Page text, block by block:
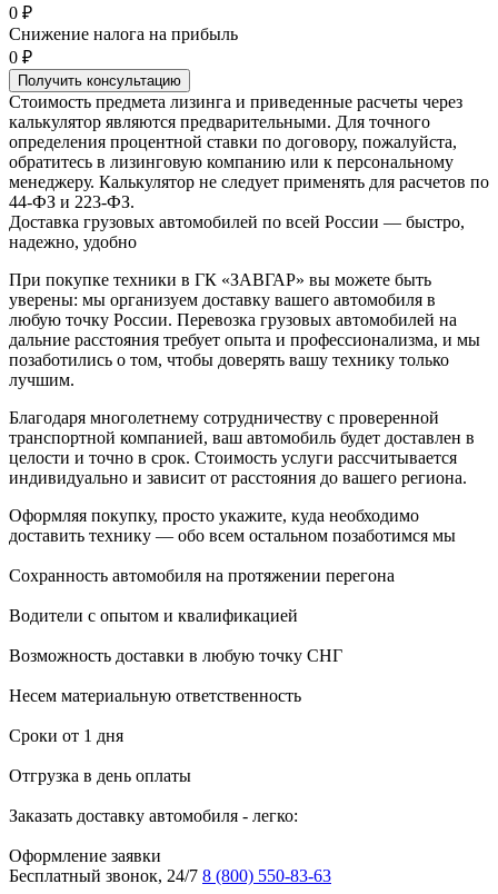
0 ₽
Снижение налога на прибыль
0 ₽
Получить консультацию
Стоимость предмета лизинга и приведенные расчеты через
калькулятор являются предварительными. Для точного
определения процентной ставки по договору, пожалуйста,
обратитесь в лизинговую компанию или к персональному
менеджеру. Калькулятор не следует применять для расчетов по
44-ФЗ и 223-ФЗ.
Доставка грузовых автомобилей по всей России — быстро,
надежно, удобно
При покупке техники в ГК «ЗАВГАР» вы можете быть
уверены: мы организуем доставку вашего автомобиля в
любую точку России. Перевозка грузовых автомобилей на
дальние расстояния требует опыта и профессионализма, и мы
позаботились о том, чтобы доверять вашу технику только
лучшим.
Благодаря многолетнему сотрудничеству с проверенной
транспортной компанией, ваш автомобиль будет доставлен в
целости и точно в срок. Стоимость услуги рассчитывается
индивидуально и зависит от расстояния до вашего региона.
Оформляя покупку, просто укажите, куда необходимо
доставить технику — обо всем остальном позаботимся мы
Сохранность автомобиля на протяжении перегона
Водители с опытом и квалификацией
Возможность доставки в любую точку СНГ
Несем материальную ответственность
Сроки от 1 дня
Отгрузка в день оплаты
Заказать доставку автомобиля - легко:
Оформление заявки
Бесплатный звонок, 24/7 8 (800) 550-83-63